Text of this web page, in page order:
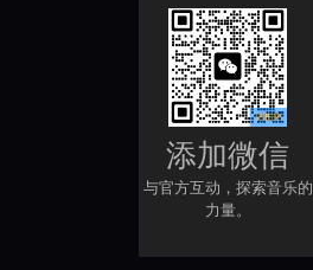
添加微信
与官方互动，探索音乐的
力量。